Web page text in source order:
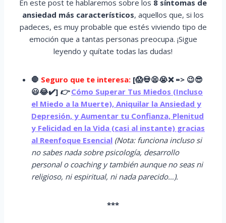
En este post te hablaremos sobre los 8 síntomas de
ansiedad más característicos, aquellos que, si los
padeces, es muy probable que estés viviendo tipo de
emoción que a tantas personas preocupa. ¡Sigue
leyendo y quítate todas las dudas!
🛑 Seguro que te interesa: [😱💀😫😭❌ => 😉😎
😃😂✔️] 👉 Cómo Superar Tus Miedos (Incluso
el Miedo a la Muerte), Aniquilar la Ansiedad y
Depresión, y Aumentar tu Confianza, Plenitud
y Felicidad en la Vida (casi al instante) gracias
al Reenfoque Esencial (Nota: funciona incluso si
no sabes nada sobre psicología, desarrollo
personal o coaching y también aunque no seas ni
religioso, ni espiritual, ni nada parecido…).
***